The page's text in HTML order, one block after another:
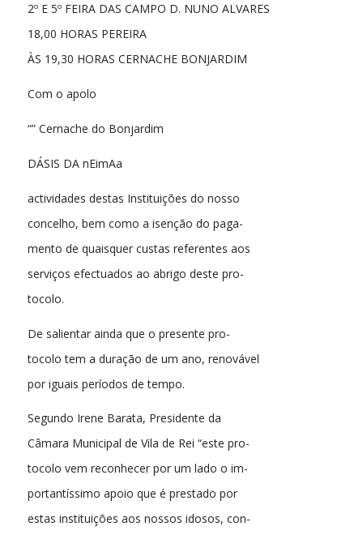
2º E 5º FEIRA DAS CAMPO D. NUNO ALVARES
18,00 HORAS PEREIRA
ÀS 19,30 HORAS CERNACHE BONJARDIM
Com o apolo
“” Cernache do Bonjardim
DÁSIS DA nEimAa
actividades destas Instituições do nosso
concelho, bem como a isenção do paga-
mento de quaisquer custas referentes aos
serviços efectuados ao abrigo deste pro-
tocolo.
De salientar ainda que o presente pro-
tocolo tem a duração de um ano, renovável
por iguais períodos de tempo.
Segundo Irene Barata, Presidente da
Câmara Municipal de Vila de Rei “este pro-
tocolo vem reconhecer por um lado o im-
portantíssimo apoio que é prestado por
estas instituições aos nossos idosos, con-